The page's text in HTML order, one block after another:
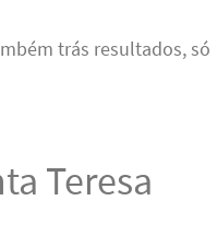
trás resultados, só
Teresa